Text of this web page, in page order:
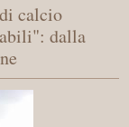
calcio
dalla